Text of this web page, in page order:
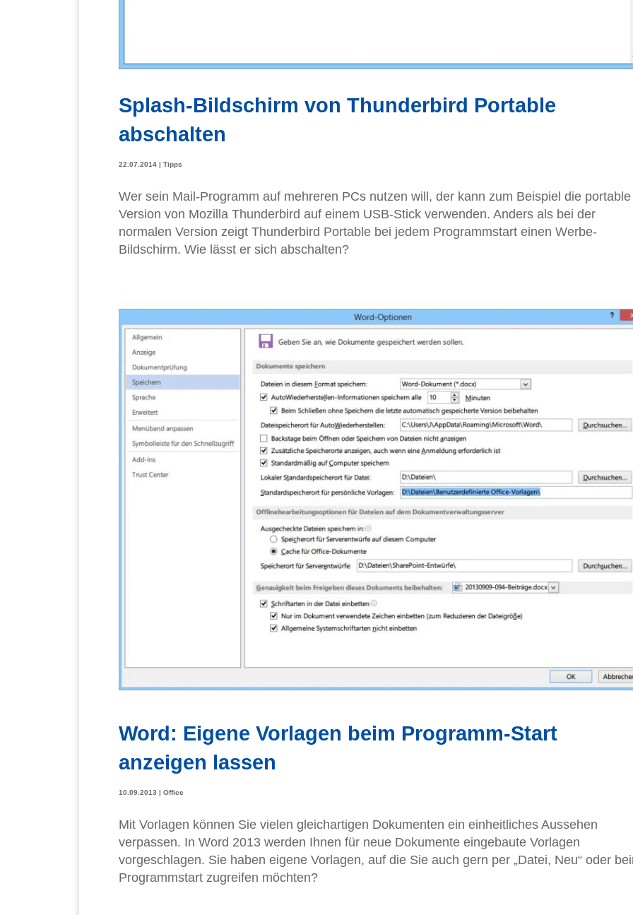
Splash-Bildschirm von Thunderbird Portable
abschalten
22.07.2014 | Tipps
Wer sein Mail-Programm auf mehreren PCs nutzen will, der kann zum Beispiel die portable
Version von Mozilla Thunderbird auf einem USB-Stick verwenden. Anders als bei der
normalen Version zeigt Thunderbird Portable bei jedem Programmstart einen Werbe-
Bildschirm. Wie lässt er sich abschalten?
Word: Eigene Vorlagen beim Programm-Start
anzeigen lassen
10.09.2013 | Office
Mit Vorlagen können Sie vielen gleichartigen Dokumenten ein einheitliches Aussehen
verpassen. In Word 2013 werden Ihnen für neue Dokumente eingebaute Vorlagen
vorgeschlagen. Sie haben eigene Vorlagen, auf die Sie auch gern per „Datei, Neu“ oder
Programmstart zugreifen möchten?